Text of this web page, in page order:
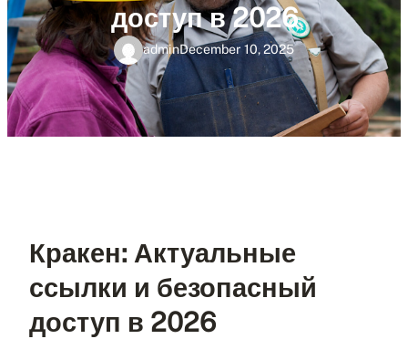
доступ в 2026
adminDecember 10, 2025
Кракен: Актуальные
ссылки и безопасный
доступ в 2026